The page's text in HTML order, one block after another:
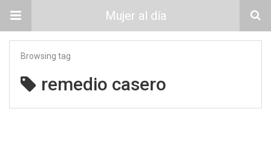
Mujer al día
Browsing tag
remedio casero